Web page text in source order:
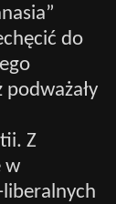
do
Z
w